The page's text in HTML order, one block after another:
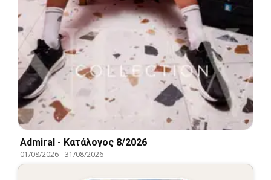
Admiral - Kατάλογος 8/2026
01/08/2026-31/08/2026